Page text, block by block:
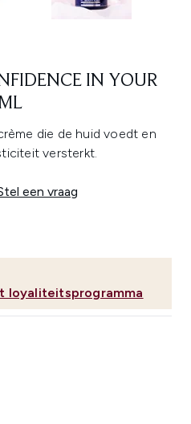
IN YOUR
die de huid voedt en
versterkt.
een vraag
loyaliteitsprogramma